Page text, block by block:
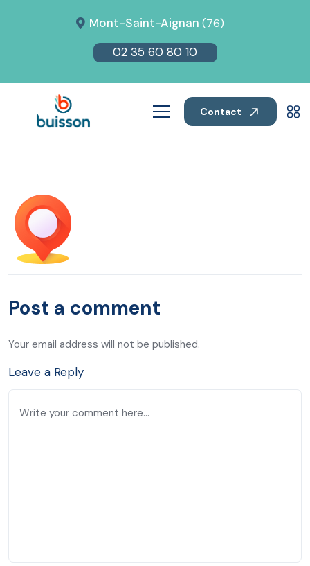
Mont-Saint-Aignan (76)
02 35 60 80 10
Contact
Post a comment
Your email address will not be published.
Leave a Reply